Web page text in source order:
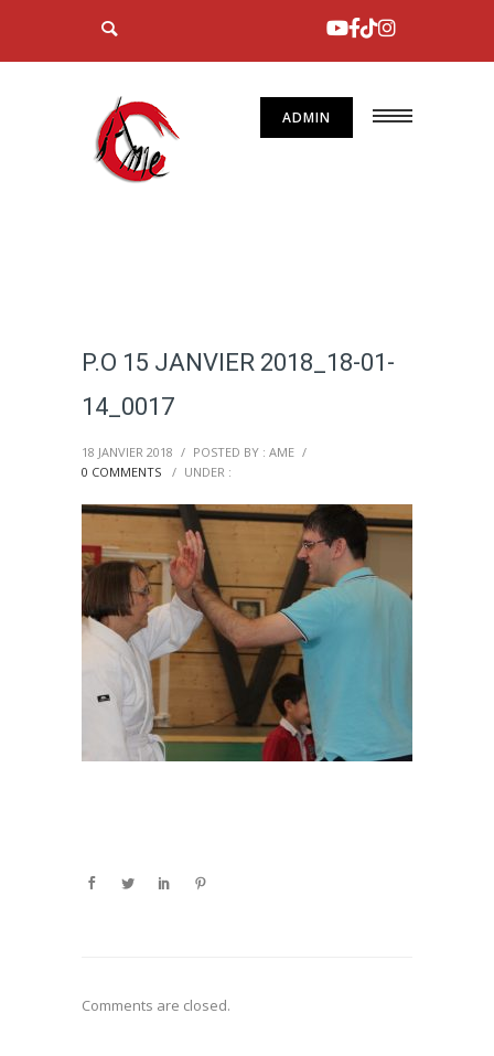
ADMIN
P.O 15 JANVIER 2018_18-01-
14_0017
18 JANVIER 2018 / POSTED BY : AME /
0 COMMENTS
/ UNDER :
Comments are closed.